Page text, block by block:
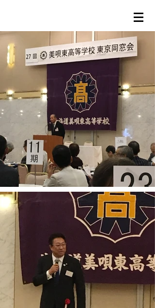
​2025年2月13日（水）更新
活動報告11
東京同窓会幹事会(最終回）
2月8日(土)写真
2. 第30回（2024年）東京同窓会
2024年9月21日(土)写真